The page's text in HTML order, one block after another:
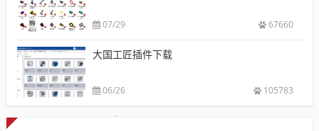
07/29 67660
大国工匠插件下载
06/26 105783